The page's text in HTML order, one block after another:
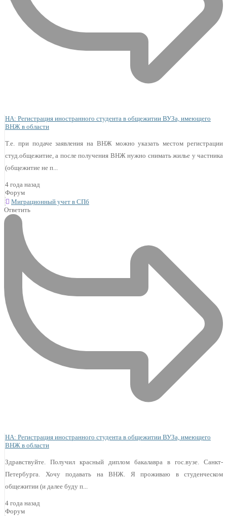
НА: Регистрация иностранного студента в общежитии ВУЗа, имеющего
ВНЖ в области
Т.е. при подаче заявления на ВНЖ можно указать местом регистрации
студ.общежитие, а после получения ВНЖ нужно снимать жилье у частника
(общежитие не п...
4 года назад
Форум
Миграционный учет в СПб
Ответить
НА: Регистрация иностранного студента в общежитии ВУЗа, имеющего
ВНЖ в области
Здравствуйте. Получил красный диплом бакалавра в гос.вузе. Санкт-
Петербурга. Хочу подавать на ВНЖ. Я проживаю в студенческом
общежитии (и далее буду п...
4 года назад
Форум